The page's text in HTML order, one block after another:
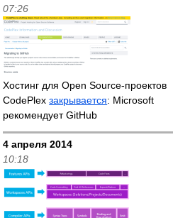
07:26
Хостинг для Open Source-проектов
CodePlexзакрывается: Microsoft
рекомендует GitHub
4 апреля 2014
10:18